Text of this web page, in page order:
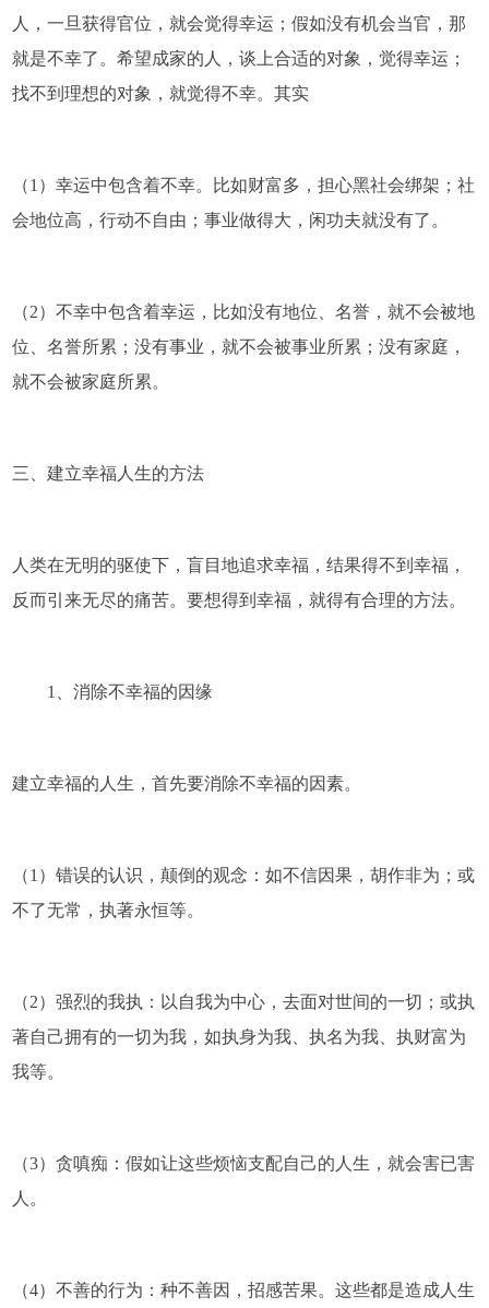
人，一旦获得官位，就会觉得幸运；假如没有机会当官，那
就是不幸了。希望成家的人，谈上合适的对象，觉得幸运；
找不到理想的对象，就觉得不幸。其实
（1）幸运中包含着不幸。比如财富多，担心黑社会绑架；社
会地位高，行动不自由；事业做得大，闲功夫就没有了。
（2）不幸中包含着幸运，比如没有地位、名誉，就不会被地
位、名誉所累；没有事业，就不会被事业所累；没有家庭，
就不会被家庭所累。
三、建立幸福人生的方法
人类在无明的驱使下，盲目地追求幸福，结果得不到幸福，
反而引来无尽的痛苦。要想得到幸福，就得有合理的方法。
1、消除不幸福的因缘
建立幸福的人生，首先要消除不幸福的因素。
（1）错误的认识，颠倒的观念：如不信因果，胡作非为；或
不了无常，执著永恒等。
（2）强烈的我执：以自我为中心，去面对世间的一切；或执
著自己拥有的一切为我，如执身为我、执名为我、执财富为
我等。
（3）贪嗔痴：假如让这些烦恼支配自己的人生，就会害已害
人。
（4）不善的行为：种不善因，招感苦果。这些都是造成人生